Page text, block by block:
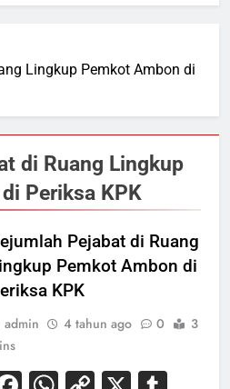
Lingkup Pemkot Ambon di
di Ruang Lingkup
Periksa KPK
Pejabat di Ruang
Pemkot Ambon di
KPK
admin 4 tahun ago 0
3